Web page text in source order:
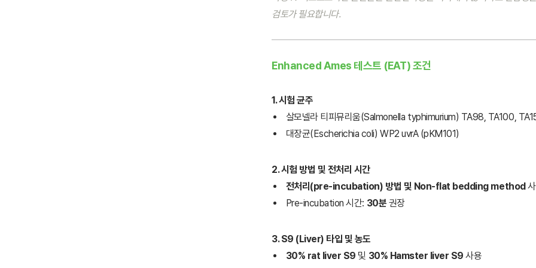
검토가 필요합니다.
Enhanced Ames 테스트 (EAT) 조건
1. 시험 균주
살모넬라 티피뮤리움(Salmonella typhimurium) TA98, TA100,
대장균(Escherichia coli) WP2 uvrA (pKM101)
2. 시험 방법 및 전처리 시간
전처리(pre-incubation) 방법 및 Non-flat bedding method
Pre-incubation 시간: 30분 권장
3. S9 (Liver) 타입 및 농도
30% rat liver S9 및 30% Hamster liver S9 사용